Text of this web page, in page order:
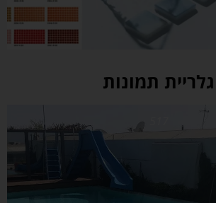
גלריית תמונות